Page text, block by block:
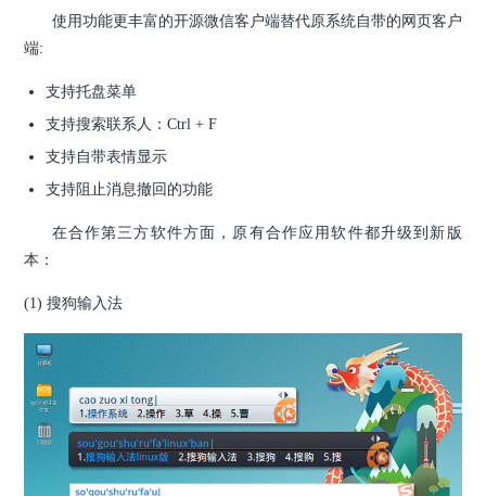
使用功能更丰富的开源微信客户端替代原系统自带的网页客户
端:
支持托盘菜单
支持搜索联系人：Ctrl + F
支持自带表情显示
支持阻止消息撤回的功能
在合作第三方软件方面，原有合作应用软件都升级到新版
本：
(1) 搜狗输入法